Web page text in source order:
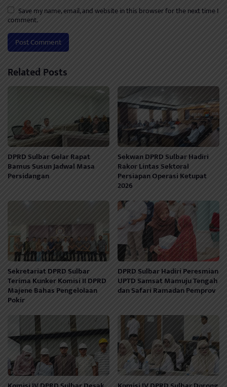
Save my name, email, and website in this browser for the next time I
comment.
Related Posts
DPRD Sulbar Gelar Rapat
Bamus Susun Jadwal Masa
Persidangan
Sekwan DPRD Sulbar Hadiri
Rakor Lintas Sektoral
Persiapan Operasi Ketupat
2026
Sekretariat DPRD Sulbar
Terima Kunker Komisi II DPRD
Majene Bahas Pengelolaan
Pokir
DPRD Sulbar Hadiri Peresmian
UPTD Samsat Mamuju Tengah
dan Safari Ramadan Pemprov